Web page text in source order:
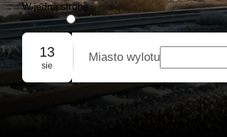
W jedną stronę
Podróż w obie strony
Rezerwacja grupowa
13
sie
Miasto wylotu